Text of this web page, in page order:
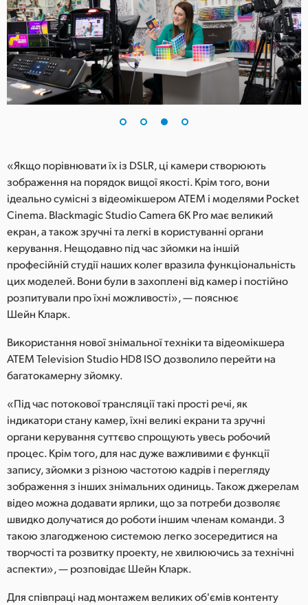
«Якщо порівнювати їх із DSLR, ці камери створюють
зображення на порядок вищої якості. Крім того, вони
ідеально сумісні з відеомікшером ATEM і моделями Pocket
Cinema. Blackmagic Studio Camera 6K Pro має великий
екран, а також зручні та легкі в користуванні органи
керування. Нещодавно під час зйомки на іншій
професійній студії наших колег вразила функціональність
цих моделей. Вони були в захоплені від камер і постійно
розпитували про їхні можливості», — пояснює
Шейн Кларк.
Використання нової знімальної техніки та відеомікшера
ATEM Television Studio HD8 ISO дозволило перейти на
багатокамерну зйомку.
«Під час потокової трансляції такі прості речі, як
індикатори стану камер, їхні великі екрани та зручні
органи керування суттєво спрощують увесь робочий
процес. Крім того, для нас дуже важливими є функції
запису, зйомки з різною частотою кадрів і перегляду
зображення з інших знімальних одиниць. Також джерелам
відео можна додавати ярлики, що за потреби дозволяє
швидко долучатися до роботи іншим членам команди. З
такою злагодженою системою легко зосередитися на
творчості та розвитку проекту, не хвилюючись за технічні
аспекти», — розповідає Шейн Кларк.
Для співпраці над монтажем великих об'ємів контенту